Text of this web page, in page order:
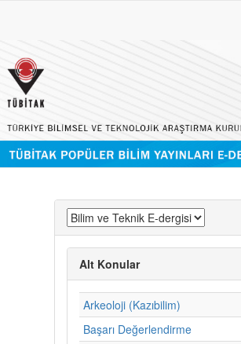
Alt Konular
Arkeoloji (Kazıbilim)
Başarı Değerlendirme